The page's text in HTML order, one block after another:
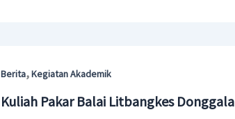
Berita,Kegiatan Akademik
Kuliah Pakar Balai Litbangkes Donggala